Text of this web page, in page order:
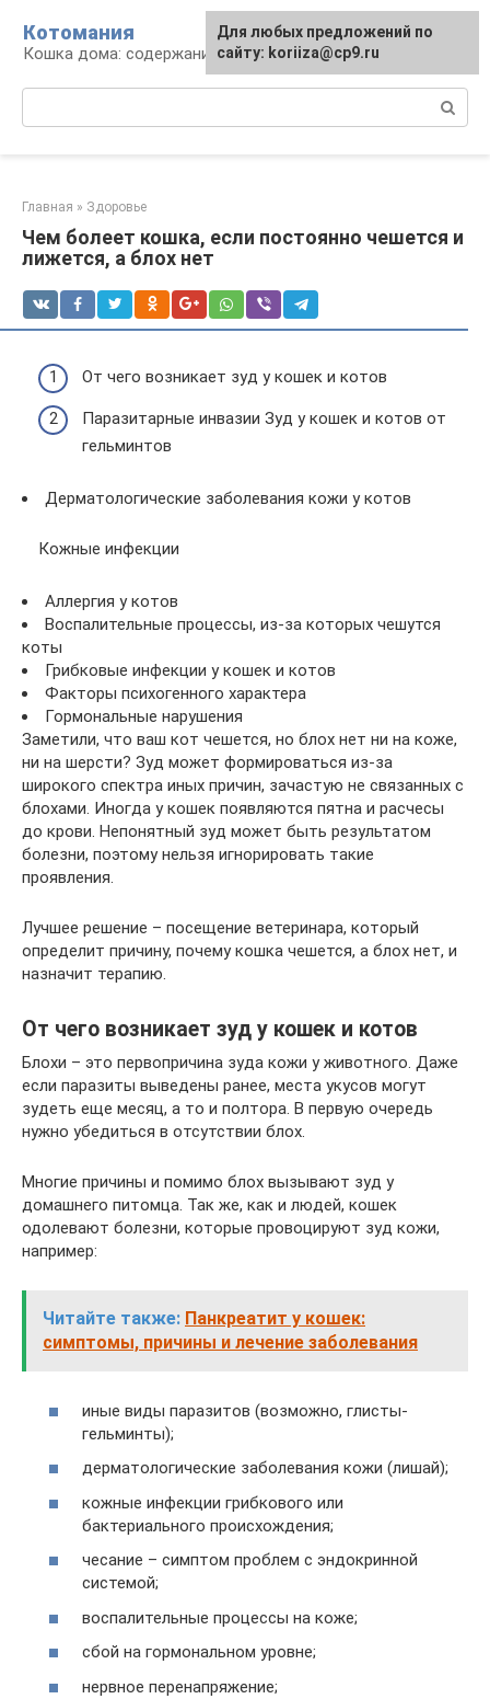
контенту
Котомания
Кошка дома: содержание и уход
Главная » Здоровье
Чем болеет кошка, если постоянно чешется и
лижется, а блох нет
От чего возникает зуд у кошек и котов
Паразитарные инвазии Зуд у кошек и котов от
гельминтов
Дерматологические заболевания кожи у котов
Кожные инфекции
Аллергия у котов
Воспалительные процессы, из-за которых чешутся
коты
Грибковые инфекции у кошек и котов
Факторы психогенного характера
Гормональные нарушения
Заметили, что ваш кот чешется, но блох нет ни на коже,
ни на шерсти? Зуд может формироваться из-за
широкого спектра иных причин, зачастую не связанных с
блохами. Иногда у кошек появляются пятна и расчесы
до крови. Непонятный зуд может быть результатом
болезни, поэтому нельзя игнорировать такие
проявления.
Лучшее решение – посещение ветеринара, который
определит причину, почему кошка чешется, а блох нет, и
назначит терапию.
От чего возникает зуд у кошек и котов
Блохи – это первопричина зуда кожи у животного. Даже
если паразиты выведены ранее, места укусов могут
зудеть еще месяц, а то и полтора. В первую очередь
нужно убедиться в отсутствии блох.
Многие причины и помимо блох вызывают зуд у
домашнего питомца. Так же, как и людей, кошек
одолевают болезни, которые провоцируют зуд кожи,
например:
Читайте также: Панкреатит у кошек:
симптомы, причины и лечение заболевания
иные виды паразитов (возможно, глисты-
гельминты);
дерматологические заболевания кожи (лишай);
кожные инфекции грибкового или
бактериального происхождения;
чесание – симптом проблем с эндокринной
системой;
воспалительные процессы на коже;
сбой на гормональном уровне;
нервное перенапряжение;
Для любых предложений по
сайту: koriiza@cp9.ru